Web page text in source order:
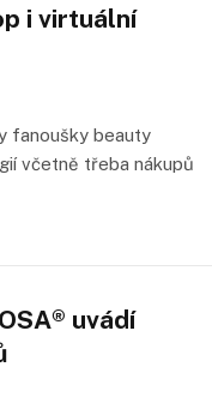
i virtuální
fanoušky beauty
včetně třeba nákupů
uvádí